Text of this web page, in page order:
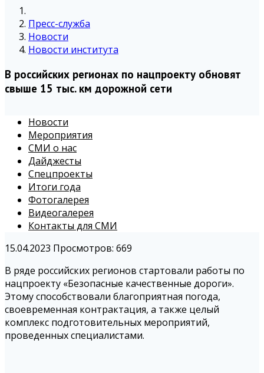
Пресс-служба
Новости
Новости института
В российских регионах по нацпроекту обновят
свыше 15 тыс. км дорожной сети
Новости
Мероприятия
СМИ о нас
Дайджесты
Спецпроекты
Итоги года
Фотогалерея
Видеогалерея
Контакты для СМИ
15.04.2023 Просмотров: 669
В ряде российских регионов стартовали работы по
нацпроекту «Безопасные качественные дороги».
Этому способствовали благоприятная погода,
своевременная контрактация, а также целый
комплекс подготовительных мероприятий,
проведенных специалистами.